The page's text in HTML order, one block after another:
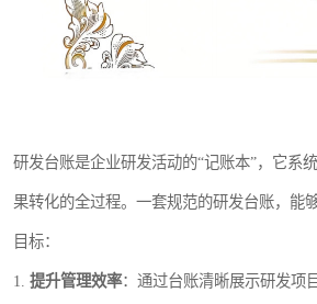
研发台账是企业研发活动的“记账本”，它系
果转化的全过程。一套规范的研发台账，能
目标：
1. 提升管理效率：通过台账清晰展示研发项